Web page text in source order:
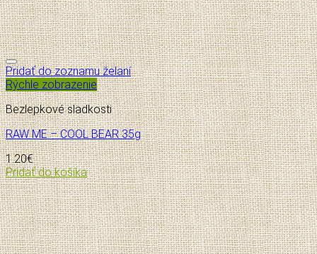
Pridať do zoznamu želaní
Rýchle zobrazenie
Bezlepkové sladkosti
RAW ME – COOL BEAR 35g
1.20€
Pridať do košíka